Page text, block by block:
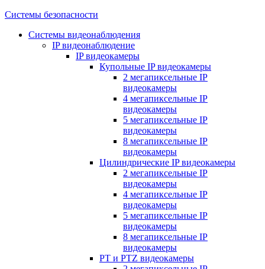
Системы безопасности
Системы видеонаблюдения
IP видеонаблюдение
IP видеокамеры
Купольные IP видеокамеры
2 мегапиксельные IP
видеокамеры
4 мегапиксельные IP
видеокамеры
5 мегапиксельные IP
видеокамеры
8 мегапиксельные IP
видеокамеры
Цилиндрические IP видеокамеры
2 мегапиксельные IP
видеокамеры
4 мегапиксельные IP
видеокамеры
5 мегапиксельные IP
видеокамеры
8 мегапиксельные IP
видеокамеры
PT и PTZ видеокамеры